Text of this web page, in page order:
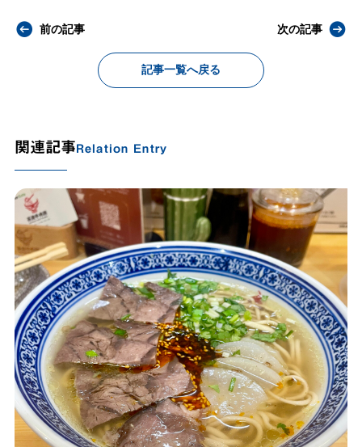
前の記事
記事一覧へ戻る
次の記事
関連記事Relation Entry